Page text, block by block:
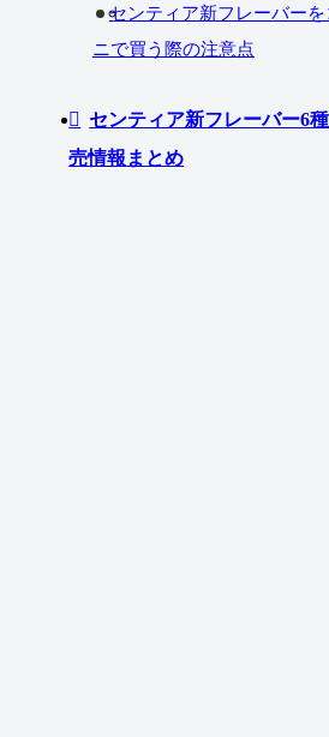
センティア新フレーバー
ニで買う際の注意点
センティア新フレーバー6
売情報まとめ